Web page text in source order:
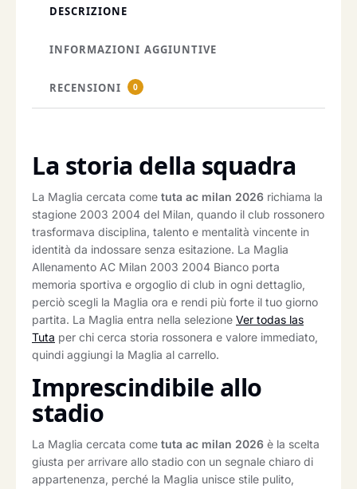
DESCRIZIONE
INFORMAZIONI AGGIUNTIVE
RECENSIONI 0
La storia della squadra
La Maglia cercata come tuta ac milan 2026 richiama la
stagione 2003 2004 del Milan, quando il club rossonero
trasformava disciplina, talento e mentalità vincente in
identità da indossare senza esitazione. La Maglia
Allenamento AC Milan 2003 2004 Bianco porta
memoria sportiva e orgoglio di club in ogni dettaglio,
perciò scegli la Maglia ora e rendi più forte il tuo giorno
partita. La Maglia entra nella selezione Ver todas las
Tuta per chi cerca storia rossonera e valore immediato,
quindi aggiungi la Maglia al carrello.
Imprescindibile allo
stadio
La Maglia cercata come tuta ac milan 2026 è la scelta
giusta per arrivare allo stadio con un segnale chiaro di
appartenenza, perché la Maglia unisce stile pulito,